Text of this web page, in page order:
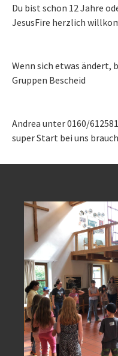
Du bist schon 12 Jahre
JesusFire herzlich
Wenn sich etwas ändert,
Gruppen Bescheid
Andrea unter 0160/
super Start bei uns